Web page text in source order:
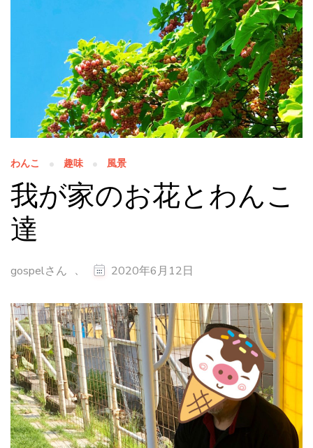
わんこ 趣味 風景
我が家のお花とわんこ
達
gospelさん 、 2020年6月12日